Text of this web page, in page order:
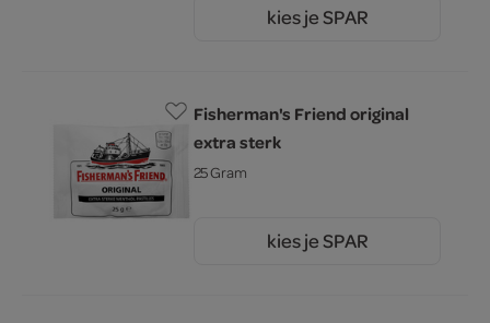
kies je SPAR
Fisherman's Friend original
extra sterk
25 Gram
kies je SPAR